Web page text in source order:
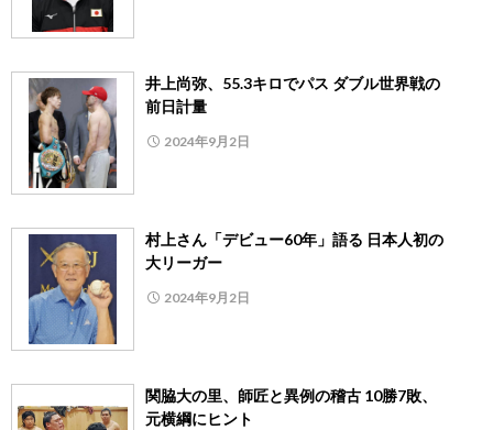
井上尚弥、55.3キロでパス ダブル世界戦の
前日計量
2024年9月2日
村上さん「デビュー60年」語る 日本人初の
大リーガー
2024年9月2日
関脇大の里、師匠と異例の稽古 10勝7敗、
元横綱にヒント